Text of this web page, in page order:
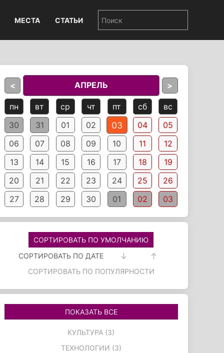
МЕСТА СТАТЬИ
< АПРЕЛЬ >
пн вт ср чт пт сб
вс
30
31 01 02 03 04
05
06
07 08 09 10 11
12
13
14 15 16 17 18
19
20
21 22 23 24 25
26
27
28 29 30 01 02 03
СОРТИРОВАТЬ ПО УМОЛЧАНИЮ
СОРТИРОВАТЬ ПО ДАТЕ
СОРТИРОВАТЬ ПО ПОПУЛЯРНОСТИ
ПОКАЗАТЬ ВСЕ
КУЛЬТУРА (3)
ТЕХНОЛОГИИ (3)